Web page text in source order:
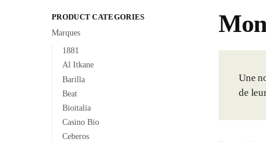
Une
de
PRODUCT CATEGORIES
Marques
1881
Al Itkane
Barilla
Beat
Bioitalia
Casino Bio
Ceberos